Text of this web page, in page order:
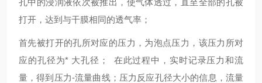
孔中的浸润液依次被推出，使气体透过，直至全部的孔被
打开，达到与干膜相同的透气率；
首先被打开的孔所对应的压力，为泡点压力，该压力所对
应的孔径为* 大孔径；
在此过程中，实时记录压力和流
量，得到压力-流量曲线；压力反应孔径大小的信息，流量